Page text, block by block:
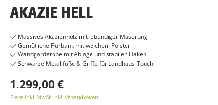
AKAZIE HELL
Massives Akazienholz mit lebendiger Maserung
Gemütliche Flurbank mit weichem Polster
Wandgarderobe mit Ablage und stabilen Haken
Schwarze Metallfüße & Griffe für Landhaus-Touch
1.299,00 €
Preise inkl. MwSt. inkl. Versandkosten